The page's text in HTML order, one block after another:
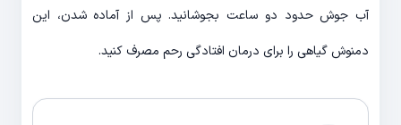
آب جوش حدود دو ساعت بجوشانید. پس از آماده شدن، این
دمنوش گیاهی را برای درمان افتادگی رحم مصرف کنید.